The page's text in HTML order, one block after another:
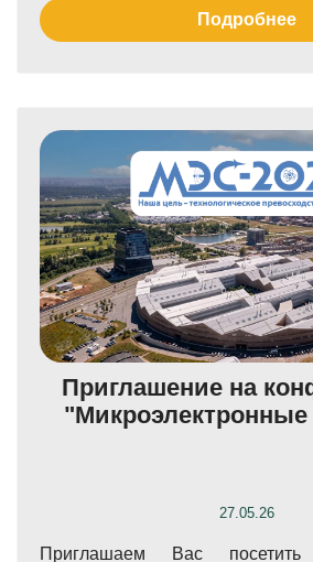
сигналов произвольной
интерфейсом.
Подробнее
Приглашение на
27.05.26
Приглашаем Вас посетить